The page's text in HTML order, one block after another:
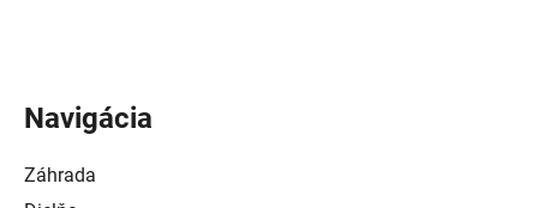
Navigácia
Záhrada